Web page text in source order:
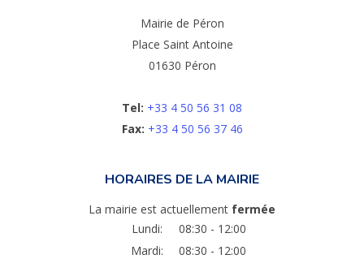
Mairie de Péron
Place Saint Antoine
01630 Péron
Tel: +33 4 50 56 31 08
Fax: +33 4 50 56 37 46
HORAIRES DE LA MAIRIE
La mairie est actuellement fermée
Lundi:
08:30 - 12:00
Mardi:
08:30 - 12:00